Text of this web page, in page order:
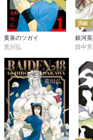
アルスラーン軍ルシタニア
第百十八章　今際の祈り
アルスラーン軍　勝利の後
黄泉のツガイ
荒川弘
完結
銀河
田中